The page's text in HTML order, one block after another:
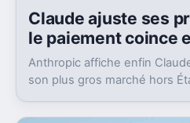
Claude ajuste ses
le paiement coince
Anthropic affiche enfin
son plus gros marché hors
abonnements.